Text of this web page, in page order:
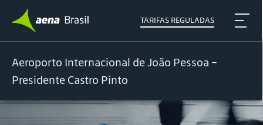
TARIFAS REGULADAS
Aeroporto Internacional de João Pessoa -
Presidente Castro Pinto